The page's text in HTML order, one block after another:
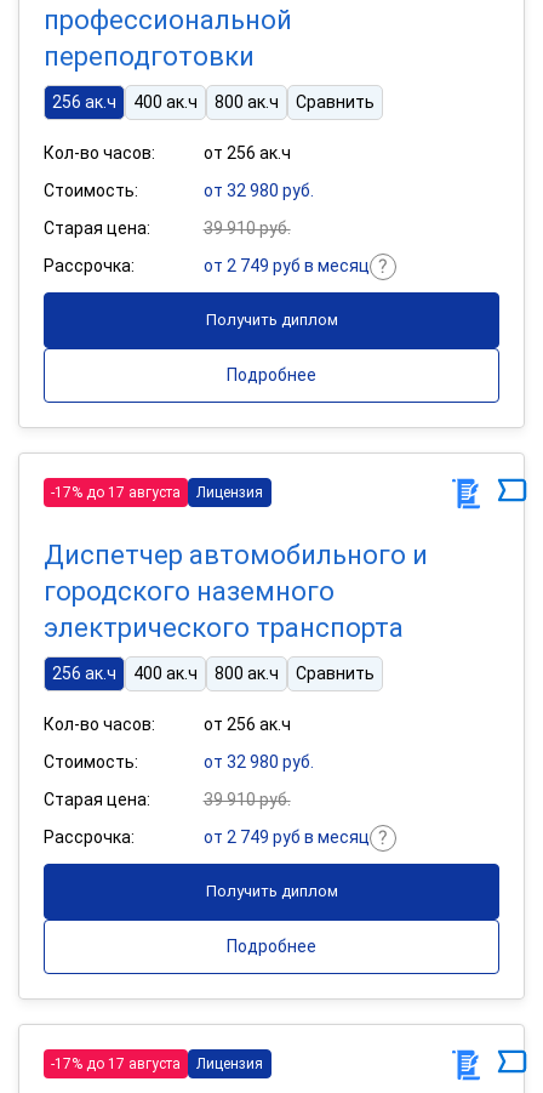
профессиональной
переподготовки
256 ак.ч 400 ак.ч 800 ак.ч Сравнить
Кол-во часов:
от 256 ак.ч
Стоимость:
от 32 980 руб.
Старая цена:
39 910 руб.
Рассрочка:
от 2 749 руб в месяц
Получить диплом
Подробнее
-17% до 17 августа Лицензия
Диспетчер автомобильного и
городского наземного
электрического транспорта
256 ак.ч 400 ак.ч 800 ак.ч Сравнить
Кол-во часов:
от 256 ак.ч
Стоимость:
от 32 980 руб.
Старая цена:
39 910 руб.
Рассрочка:
от 2 749 руб в месяц
Получить диплом
Подробнее
-17% до 17 августа Лицензия